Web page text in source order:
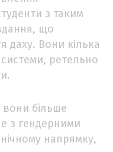
з таким
що
даху. Вони кілька
ретельно
більше
з гендерними
напрямку,